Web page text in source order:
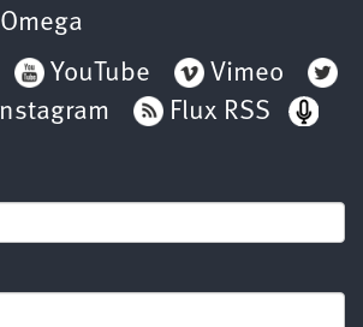
Omega
YouTube
Vimeo
Flux RSS